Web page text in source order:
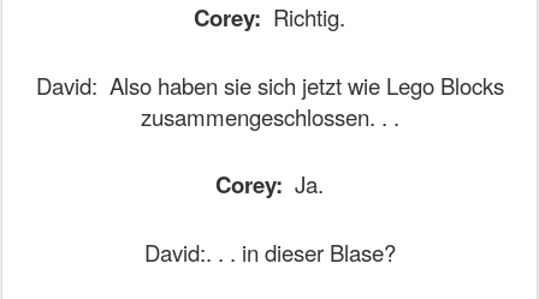
Corey: Richtig.
David: Also haben sie sich jetzt wie Lego Blocks
zusammengeschlossen. . .
Corey: Ja.
David:. . . in dieser Blase?